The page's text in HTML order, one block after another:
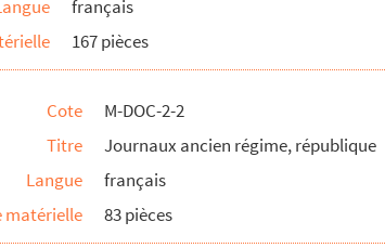
lacunes)
lacunes)
français
167 pièces
Cote
M-DOC-2-2
Titre
Journaux ancien régime, république
Langue
français
matérielle
83 pièces